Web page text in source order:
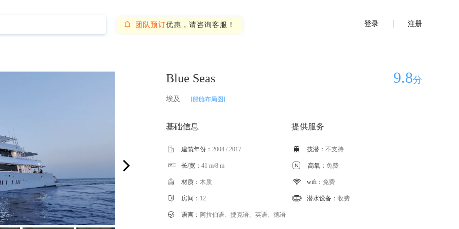
 团队预订优惠，请咨询客服！ 登录 注册
Blue Seas
埃及 [船舱布局图]
9.8分
基础信息
 建筑年份： 2004 / 2017
 长/宽： 41 m/8 m
 材质： 木质
 房间： 12
提供服务
 技潜： 不支持
 高氧： 免费
 wifi： 免费
 潜水设备： 收费
 语言： 阿拉伯语、捷克语、英语、德语